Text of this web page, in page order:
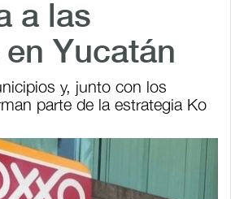
a las
Yucatán
y, junto con los
parte de la estrategia Ko